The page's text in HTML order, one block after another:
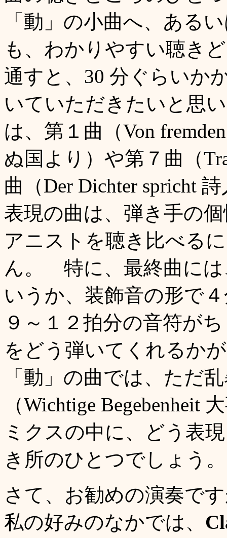
「動」の小曲へ、ある
も、わかりやすい聴き
通すと、30 分ぐらいか
いていただきたいと思
は、第１曲（Von
ぬ国より）や第７曲（Tr
曲（Der Dichter spricht
表現の曲は、弾き手の
アニストを聴き比べる
ん。 特に、最終曲には
いうか、装飾音の形で
９～１２拍分の音符が
をどう弾いてくれるか
「動」の曲では、ただ
（Wichtige Begebenheit
ミクスの中に、どう表
き所のひとつでしょう。
さて、お勧めの演奏で
私の好みのなかでは、